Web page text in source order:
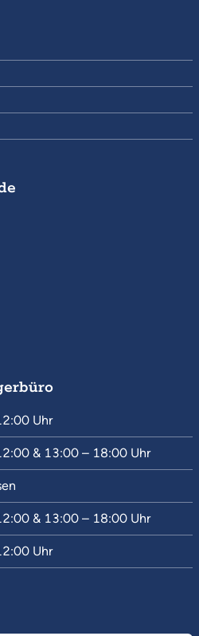
Uhr
& 13:00 – 18:00 Uhr
& 13:00 – 18:00 Uhr
Uhr